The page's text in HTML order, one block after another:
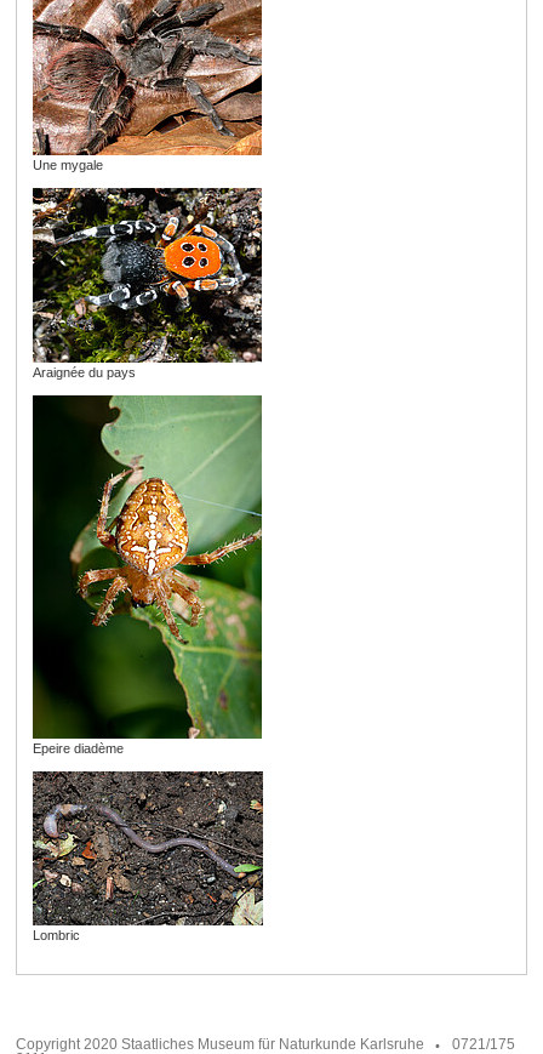
Une mygale
Araignée du pays
Epeire diadème
Lombric
Copyright 2020 Staatliches Museum für Naturkunde Karlsruhe
0721/175